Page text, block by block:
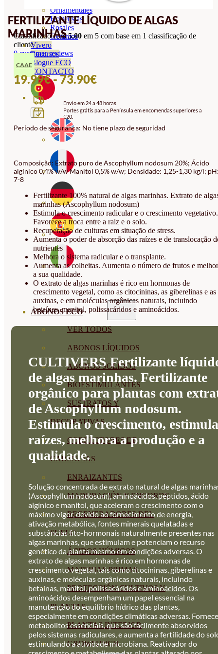
Ornamentales
Hortensias
Rosales
Geranios
Vivero
Recursos
Blogue ECO
CONTACTO
ABONOS ECO
VER TODOS
ABONOS LÍQUIDOS
ABONOS SOLIDOS
BIOESTIMULANTES
SUSTRATOS Y
DECORATIVAS
CORRECTORES DE
CARENCIAS
ENRAIZANTES
MADURACIÓN Y ENGORDE
REGENERADORES DEL
SUELO
ÁCIDOS HÚMICOS
MATERIAS PRIMAS
PROTECCIÓN CULTIVOS Y
PLANTAS
PLANTAS INTERIOR
GROWPUNCH
FERTILIZANTE LÍQUIDO DE ALGAS
MARINHAS
Classificado com5.00 em 5 com base em 1 classificação de
cliente
0customer reviews
CAAE
19.99€-73.90€INTERVALO
PREÇOS:
A
Envio em 24 a 48 horas
Portes grátis para a Península em encomendas superiores a
€20.
Período de segurança: No tiene plazo de seguridad
Composição: Extrato puro de Ascophyllum nodosum 20%; Ácido
algínico 0,4% w/w Manitol 0,5% w/w; Densidade: 1,25-1,30 kg/l;
7-8
Fertilizante 100% natural de algas marinhas. Extrato de
marinhas (Ascophyllum nodosum)
Estimula o crescimento radicular e o crescimento vegetativo.
Favorece a troca entre a raiz e o solo.
Recuperação de culturas em situação de stress.
Aumenta o poder de absorção das raízes e de translocação
nutrientes
Melhora o sistema radicular e o transplante.
Aumenta as colheitas. Aumenta o número de frutos e
a sua qualidade.
O extrato de algas marinhas é rico em hormonas de
crescimento vegetal, como as citocininas, as giberelinas e as
auxinas, e em moléculas orgânicas naturais, incluindo
betaínas, manitol, polissacáridos e aminoácidos.
CULTIVERS Fertilizante
de algas marinhas. Fertilizante
orgânico para plantas com
de Ascophyllum nodosum.
Estimula o crescimento,
raízes, melhora a produção e a
qualidade.
Solução concentrada de extrato natural de algas
(Ascophyllum nodosum), aminoácidos, péptidos, ácido
algínico e manitol, que aceleram o crescimento com o
máximo vigor, devido ao fornecimento de energia,
ativação metabólica, fontes minerais quelatadas e
substâncias fito-hormonais naturalmente presentes nas
algas marinhas, que estimulam e potenciam o recurso
genético da planta mesmo em condições adversas. O
extrato de algas marinhas é rico em hormonas de
crescimento vegetal, tais como citocininas, giberelinas e
auxinas, e moléculas orgânicas naturais, incluindo
betaínas, manitol, polissacáridos e aminoácidos. Os
aminoácidos desempenham um papel essencial na
manutenção do equilíbrio hídrico das plantas,
especialmente em condições climáticas adversas. Fornece
metabolitos essenciais, que são facilmente absorvidos
pelos sistemas radiculares, e aumenta a fertilidade do
estimulando a atividade microbiana. Reativador do